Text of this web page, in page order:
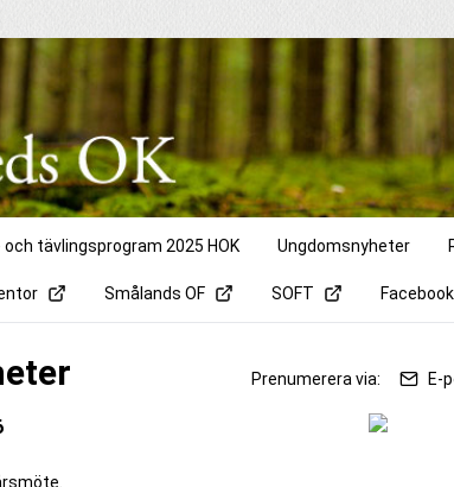
och tävlingsprogram 2025 HOK Ungdomsnyheter
Smålands OF SOFT Facebook
Prenumerera via: E-